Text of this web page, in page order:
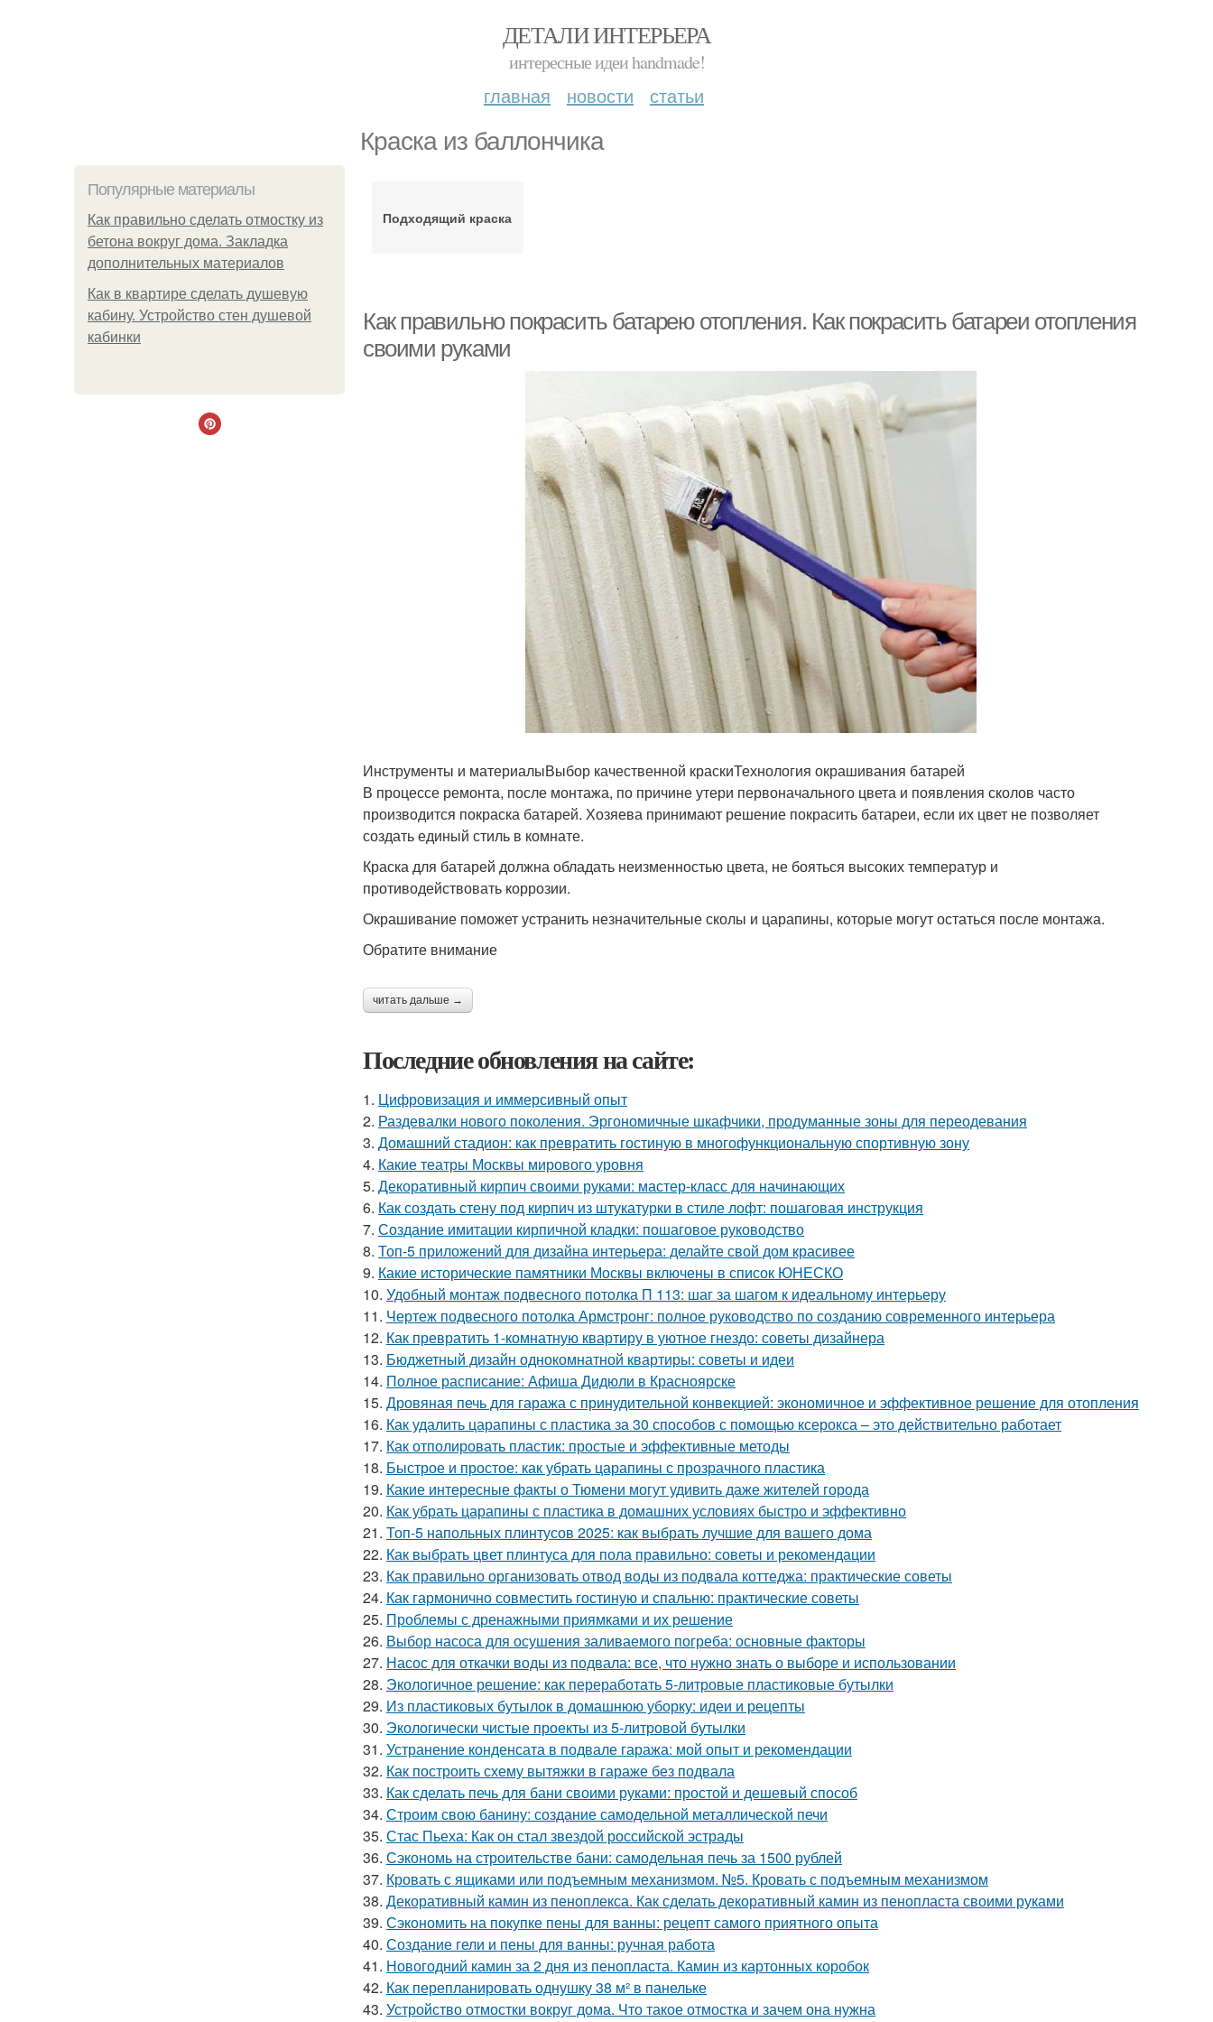
ДЕТАЛИ ИНТЕРЬЕРА
интересные идеи handmade!
главная новости статьи
Краска из баллончика
Популярные материалы
Как правильно сделать отмостку из
бетона вокруг дома. Закладка
дополнительных материалов
Как в квартире сделать душевую
кабину. Устройство стен душевой
кабинки
Подходящий краска
Как правильно покрасить батарею отопления. Как покрасить батареи отопления
своими руками
Инструменты и материалыВыбор качественной краскиТехнология окрашивания батарей
В процессе ремонта, после монтажа, по причине утери первоначального цвета и появления сколов часто
производится покраска батарей. Хозяева принимают решение покрасить батареи, если их цвет не позволяет
создать единый стиль в комнате.
Краска для батарей должна обладать неизменностью цвета, не бояться высоких температур и
противодействовать коррозии.
Окрашивание поможет устранить незначительные сколы и царапины, которые могут остаться после монтажа.
Обратите внимание
читать дальше →
Последние обновления на сайте:
1. Цифровизация и иммерсивный опыт
2. Раздевалки нового поколения. Эргономичные шкафчики, продуманные зоны для переодевания
3. Домашний стадион: как превратить гостиную в многофункциональную спортивную зону
4. Какие театры Москвы мирового уровня
5. Декоративный кирпич своими руками: мастер-класс для начинающих
6. Как создать стену под кирпич из штукатурки в стиле лофт: пошаговая инструкция
7. Создание имитации кирпичной кладки: пошаговое руководство
8. Топ-5 приложений для дизайна интерьера: делайте свой дом красивее
9. Какие исторические памятники Москвы включены в список ЮНЕСКО
10. Удобный монтаж подвесного потолка П 113: шаг за шагом к идеальному интерьеру
11. Чертеж подвесного потолка Армстронг: полное руководство по созданию современного интерьера
12. Как превратить 1-комнатную квартиру в уютное гнездо: советы дизайнера
13. Бюджетный дизайн однокомнатной квартиры: советы и идеи
14. Полное расписание: Афиша Дидюли в Красноярске
15. Дровяная печь для гаража с принудительной конвекцией: экономичное и эффективное решение для отопления
16. Как удалить царапины с пластика за 30 способов с помощью ксерокса – это действительно работает
17. Как отполировать пластик: простые и эффективные методы
18. Быстрое и простое: как убрать царапины с прозрачного пластика
19. Какие интересные факты о Тюмени могут удивить даже жителей города
20. Как убрать царапины с пластика в домашних условиях быстро и эффективно
21. Топ-5 напольных плинтусов 2025: как выбрать лучшие для вашего дома
22. Как выбрать цвет плинтуса для пола правильно: советы и рекомендации
23. Как правильно организовать отвод воды из подвала коттеджа: практические советы
24. Как гармонично совместить гостиную и спальню: практические советы
25. Проблемы с дренажными приямками и их решение
26. Выбор насоса для осушения заливаемого погреба: основные факторы
27. Насос для откачки воды из подвала: все, что нужно знать о выборе и использовании
28. Экологичное решение: как переработать 5-литровые пластиковые бутылки
29. Из пластиковых бутылок в домашнюю уборку: идеи и рецепты
30. Экологически чистые проекты из 5-литровой бутылки
31. Устранение конденсата в подвале гаража: мой опыт и рекомендации
32. Как построить схему вытяжки в гараже без подвала
33. Как сделать печь для бани своими руками: простой и дешевый способ
34. Строим свою банину: создание самодельной металлической печи
35. Стас Пьеха: Как он стал звездой российской эстрады
36. Сэкономь на строительстве бани: самодельная печь за 1500 рублей
37. Кровать с ящиками или подъемным механизмом. №5. Кровать с подъемным механизмом
38. Декоративный камин из пеноплекса. Как сделать декоративный камин из пенопласта своими руками
39. Сэкономить на покупке пены для ванны: рецепт самого приятного опыта
40. Создание гели и пены для ванны: ручная работа
41. Новогодний камин за 2 дня из пенопласта. Камин из картонных коробок
42. Как перепланировать однушку 38 м² в панельке
43. Устройство отмостки вокруг дома. Что такое отмостка и зачем она нужна